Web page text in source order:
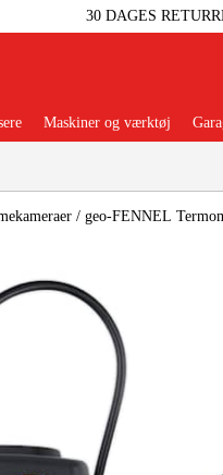
30 DAGES
Maskiner og værktøj
/ geo-FENNEL